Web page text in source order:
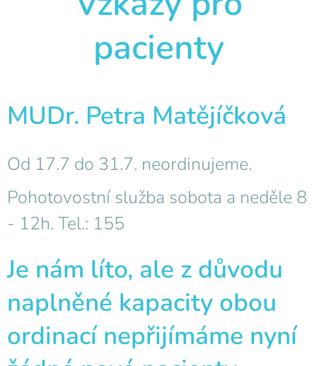
pacienty
MUDr. Petra Matějíčková
Od 17.7 do 31.7. neordinujeme.
Pohotovostní služba sobota a neděle 8
- 12h. Tel.: 155
Je nám líto, ale z důvodu
naplněné kapacity obou
ordinací nepřijímáme nyní